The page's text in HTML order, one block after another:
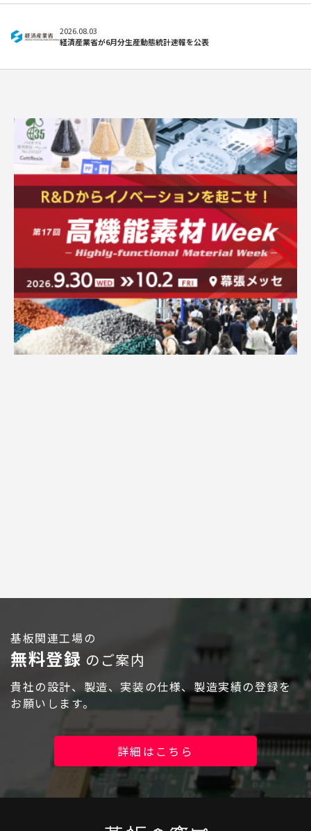
求人
2026.08.03
経済産業省が6月分生産動態統計速報を公表
基板関連工場の
無料登録 のご案内
貴社の設計、製造、実装の仕様、製造実績の登録を
お願いします。
詳細はこちら